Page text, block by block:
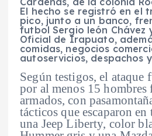
El hecho se registró en el
pico, junto a un banco,
futbol Sergio león Chávez
Oficial de Irapuato,
comidas, negocios
autoservicios, despachos y
Según testigos, el ataque
por al menos 15 hombres
armados, con
tácticos que escaparon en
una Jeep Liberty, color